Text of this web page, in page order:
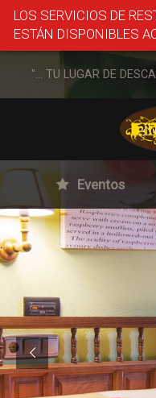
"... TU LUGAR DE
Eventos
Política
LOS SERVICIOS DE
ESTÁN DISPONIBLES